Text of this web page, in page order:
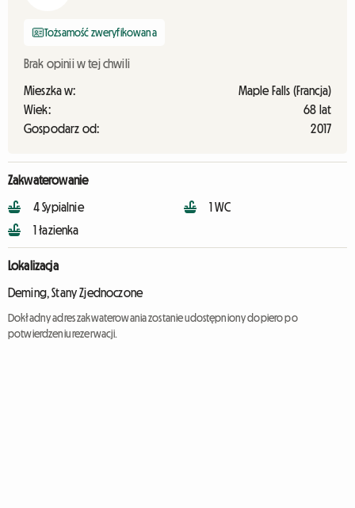
Tożsamość zweryfikowana
Brak opinii w tej chwili
Mieszka w:
Maple Falls (Francja)
Wiek:
68 lat
Gospodarz od:
2017
Zakwaterowanie
4 Sypialnie
1 łazienka
1 WC
Lokalizacja
Deming, Stany Zjednoczone
Dokładny adres zakwaterowania zostanie udostępniony dopiero po
potwierdzeniu rezerwacji.